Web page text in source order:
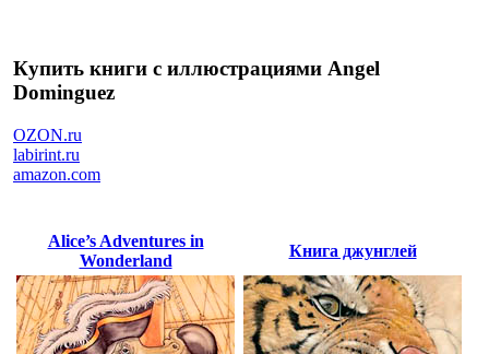
Купить книги с иллюстрациями Angel
Dominguez
OZON.ru
labirint.ru
amazon.com
Alice’s Adventures in
Wonderland
Книга джунглей